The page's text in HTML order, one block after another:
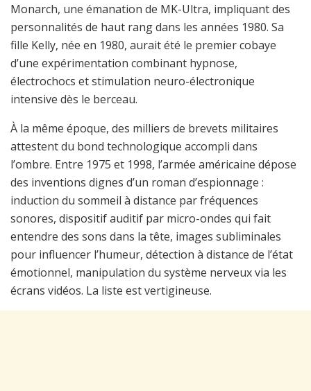
Monarch, une émanation de MK-Ultra, impliquant des
personnalités de haut rang dans les années 1980. Sa
fille Kelly, née en 1980, aurait été le premier cobaye
d’une expérimentation combinant hypnose,
électrochocs et stimulation neuro-électronique
intensive dès le berceau.
À la même époque, des milliers de brevets militaires
attestent du bond technologique accompli dans
l’ombre. Entre 1975 et 1998, l’armée américaine dépose
des inventions dignes d’un roman d’espionnage :
induction du sommeil à distance par fréquences
sonores, dispositif auditif par micro-ondes qui fait
entendre des sons dans la tête, images subliminales
pour influencer l’humeur, détection à distance de l’état
émotionnel, manipulation du système nerveux via les
écrans vidéos. La liste est vertigineuse.